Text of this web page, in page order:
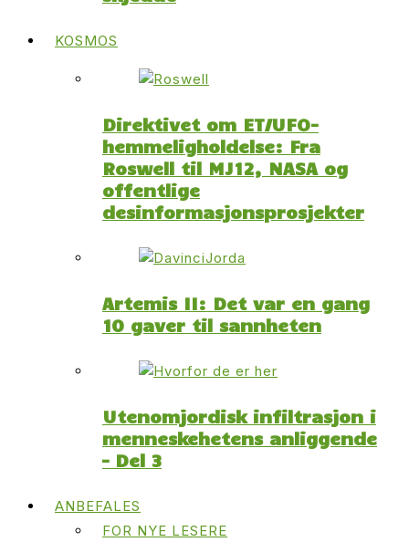
KOSMOS
Direktivet om ET/UFO-
hemmeligholdelse: Fra
Roswell til MJ12, NASA og
offentlige
desinformasjonsprosjekter
Artemis II: Det var en gang
10 gaver til sannheten
Utenomjordisk infiltrasjon i
menneskehetens anliggende
– Del 3
ANBEFALES
FOR NYE LESERE